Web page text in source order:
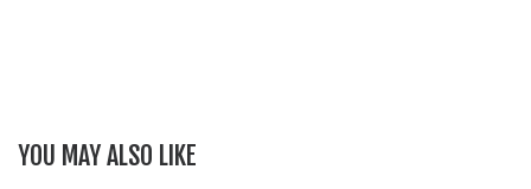
YOU MAY ALSO LIKE